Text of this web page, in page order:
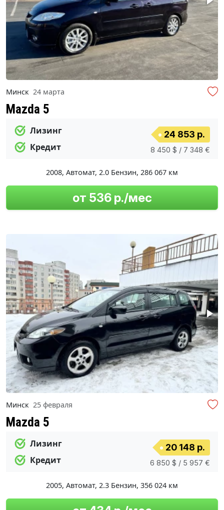
Минск 24 марта
Mazda 5
Лизинг
Кредит
24 853 р.
8 450 $ / 7 348 €
2008, Автомат, 2.0 Бензин, 286 067 км
от 536 р./мес
Минск 25 февраля
Mazda 5
Лизинг
Кредит
20 148 р.
6 850 $ / 5 957 €
2005, Автомат, 2.3 Бензин, 356 024 км